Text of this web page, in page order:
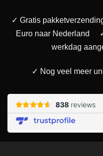
✓ Gratis
Euro naar Nederland
werkdag
✓ Nog veel meer